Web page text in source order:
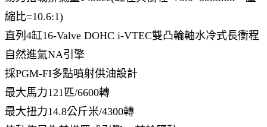
縮比=10.6:1)
直列4缸16-Valve DOHC i-VTEC雙凸輪軸水冷式長衝程
自然進氣NA引擎
採PGM-FI多點噴射供油設計
最大馬力121匹/6600轉
最大扭力14.8公斤米/4300轉